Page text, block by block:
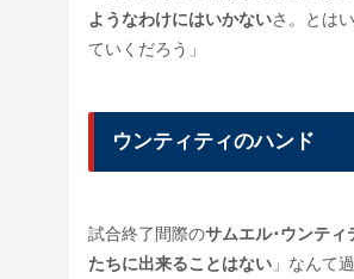
ようなわけにはいかないさ。とは
ていくだろう」
ウンティティのハンド
試合終了間際のサムエル･ウンティ
たちに出来ることはない 」なんて